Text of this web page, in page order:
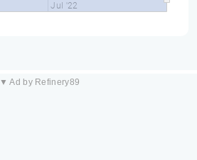
Jul '22
▼ Ad by Refinery89